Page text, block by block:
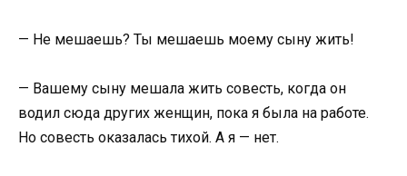
— Не мешаешь? Ты мешаешь моему сыну жить!
— Вашему сыну мешала жить совесть, когда он
водил сюда других женщин, пока я была на работе.
Но совесть оказалась тихой. А я — нет.